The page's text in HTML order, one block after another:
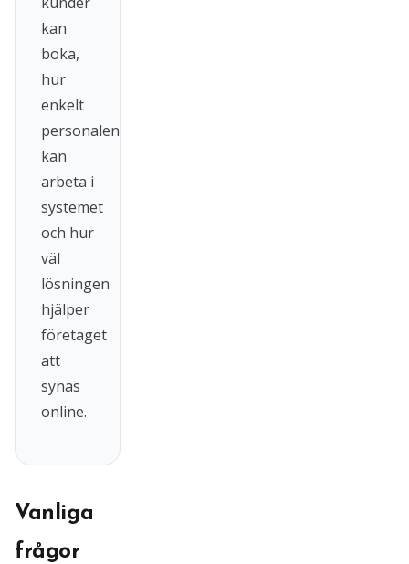
kan
boka,
hur
enkelt
personalen
kan
arbeta i
systemet
och hur
väl
lösningen
hjälper
företaget
att
synas
online.
Vanliga
frågor